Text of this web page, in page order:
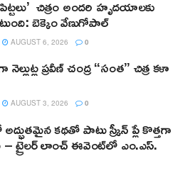
చిత్రం అందరి హృదయాలకు
బెక్కెం వేణుగోపాల్‌
AUGUST 6, 2026 0
ప్రవీణ్ చంద్ర “సంత” చిత్ర కళా
AUGUST 3, 2026 0
కథతో పాటు స్క్రీన్ ప్లే కొత్తగా
– ట్రైలర్ లాంచ్ ఈవెంట్‌లో ఎం.ఎస్.